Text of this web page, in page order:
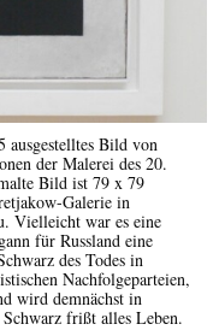
ausgestelltes Bild von
der Malerei des 20.
Bild ist 79 x 79
Galerie in
Vielleicht war es eine
für Russland eine
des Todes in
Nachfolgeparteien,
wird demnächst in
frißt alles Leben.